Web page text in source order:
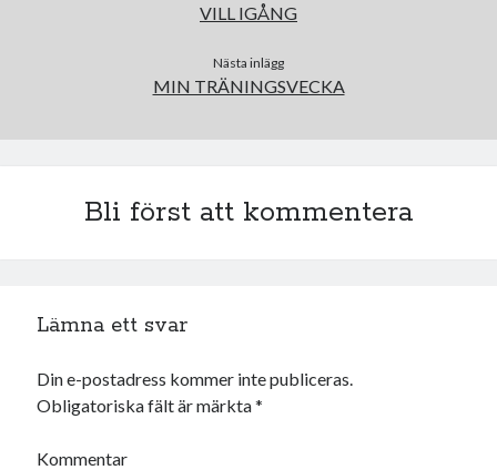
VILL IGÅNG
Nästa inlägg
MIN TRÄNINGSVECKA
Bli först att kommentera
Lämna ett svar
Din e-postadress kommer inte publiceras.
Obligatoriska fält är märkta*
Kommentar